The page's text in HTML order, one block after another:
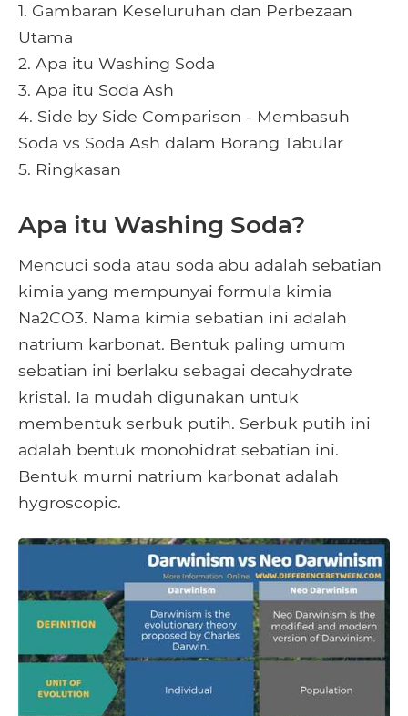
1. Gambaran Keseluruhan dan Perbezaan
Utama
2. Apa itu Washing Soda
3. Apa itu Soda Ash
4. Side by Side Comparison - Membasuh
Soda vs Soda Ash dalam Borang Tabular
5. Ringkasan
Apa itu Washing Soda?
Mencuci soda atau soda abu adalah sebatian
kimia yang mempunyai formula kimia
Na2CO3. Nama kimia sebatian ini adalah
natrium karbonat. Bentuk paling umum
sebatian ini berlaku sebagai decahydrate
kristal. Ia mudah digunakan untuk
membentuk serbuk putih. Serbuk putih ini
adalah bentuk monohidrat sebatian ini.
Bentuk murni natrium karbonat adalah
hygroscopic.